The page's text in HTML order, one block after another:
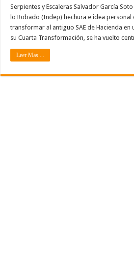
Serpientes y Escaleras Salvador García
lo Robado (Indep) hechura e idea
transformar al antiguo SAE de Hacienda
su Cuarta Transformación, se ha vuelto
Leer Mas ...